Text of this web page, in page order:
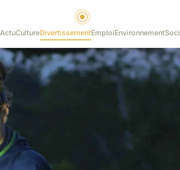
ActuCultureDivertissementEmploiEnvironnement